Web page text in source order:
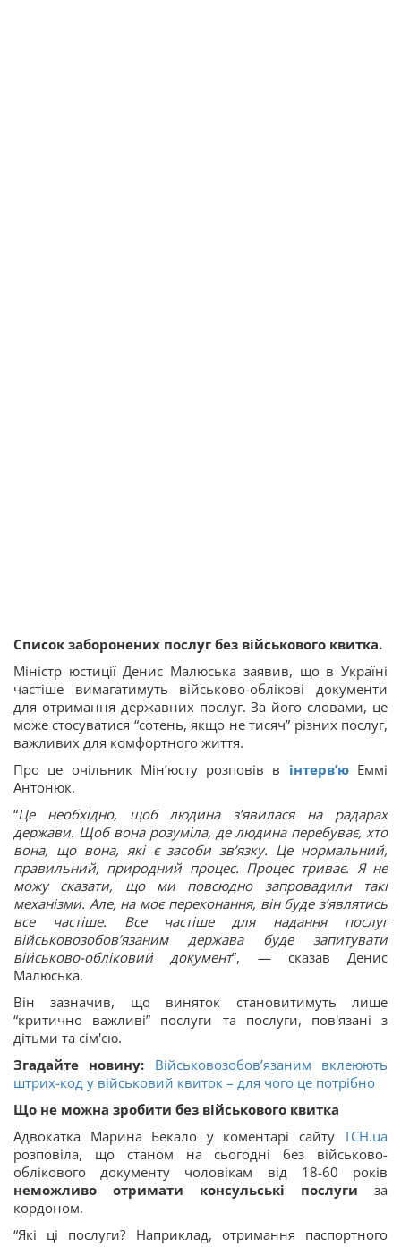
Список заборонених послуг без військового квитка.
Міністр юстиції Денис Малюська заявив, що в Україні
частіше вимагатимуть військово-облікові документи
для отримання державних послуг. За його словами, це
може стосуватися “сотень, якщо не тисяч” різних послуг,
важливих для комфортного життя.
Про це очільник Мін’юсту розповів в інтервʼю Еммі
Антонюк.
“Це необхідно, щоб людина з’явилася на радарах
держави. Щоб вона розуміла, де людина перебуває, хто
вона, що вона, які є засоби зв’язку. Це нормальний,
правильний, природний процес. Процес триває. Я не
можу сказати, що ми повсюдно запровадили такі
механізми. Але, на моє переконання, він буде з’являтись
все частіше. Все частіше для надання послуг
військовозобов’язаним держава буде запитувати
військово-обліковий документ”, — сказав Денис
Малюська.
Він зазначив, що виняток становитимуть лише
“критично важливі” послуги та послуги, пов'язані з
дітьми та сім'єю.
Згадайте новину:
Військовозобов’язаним вклеюють
штрих-код у військовий квиток – для чого це потрібно
Що не можна зробити без військового квитка
Адвокатка Марина Бекало у коментарі сайту ТСН.ua
розповіла, що станом на сьогодні без військово-
облікового документу чоловікам від 18-60 років
неможливо отримати консульські послуги за
кордоном.
“Які ці послуги? Наприклад, отримання паспортного